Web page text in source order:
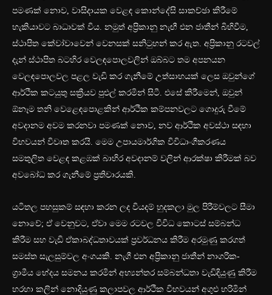
පමණක් නොව, වාසිදායක වෙළඳ කොන්දේසි සාකච්ඡා කිරීමේ
හැකියාවට බාධාවක් විය. නමුත් අප්‍රිකානු නැඟී එන ජාතීන් බිහිවීම,
ස්ථාපිත ක්‍වෝවාවෙන් වෙනසක් සනිටුහන් කර ඇත. අප්‍රිකානු රටවල්
දැන් ස්ථාපිත බටහිර වෙලඳපොලවලින් ඔබ්බට තම අපනයන
වෙලඳපොලවල පළල වැඩි කර ගැනීමේ උත්සාහයක් ලෙස ඔවුන්ගේ
ආර්ථික කටයුතු සක්‍රීයව පුළුල් කරමින් සිටී. එසේ කිරීමෙන්, ඔවුන්
ඕනෑම තනි වෙළෙඳපොළකින් ආර්ථික කම්පනවලට ගොදුරු වීමේ
අවදානම අවම කරනවා පමණක් නොව, නව ආර්ථික අවස්ථා සඳහා
විභවයන් විවෘත කරයි. මෙම උපායමාර්ගික විවිධාංගීකරණය
සමතුලිත වෙළඳ කළඹක් බාහිර අවදානම් වලින් ආරක්ෂා කිරීමක් බව
අවබෝධ කර ගැනීමේ ප්‍රතිචාරයකි.
යටිතල පහසුකම් සඳහා කරන ලද වියදම් හුදකලා මුල පිරීම්වලට සීමා
නොවේ; ඒ වෙනුවට, ඒවා මෙම රටවල විවිධ කොටස් සම්බන්ධ
කිරීම සහ වැඩි ඒකාබද්ධතාවයක් ප්‍රවර්ධනය කිරීම අරමුණු කරගත්
සමස්ත සැලසුම්වල අංගයකි. නැගී එන අප්‍රිකානු ජාතීන් නාගරික-
ග්‍රාමීය භේදය සමනය කරමින් අභ්‍යන්තර සම්බන්ධතා වැඩිදියුණු කිරීම
හරහා කලින් නොදියුණු කලාපවල ආර්ථික විභවයන් අගුළු හරිමින්